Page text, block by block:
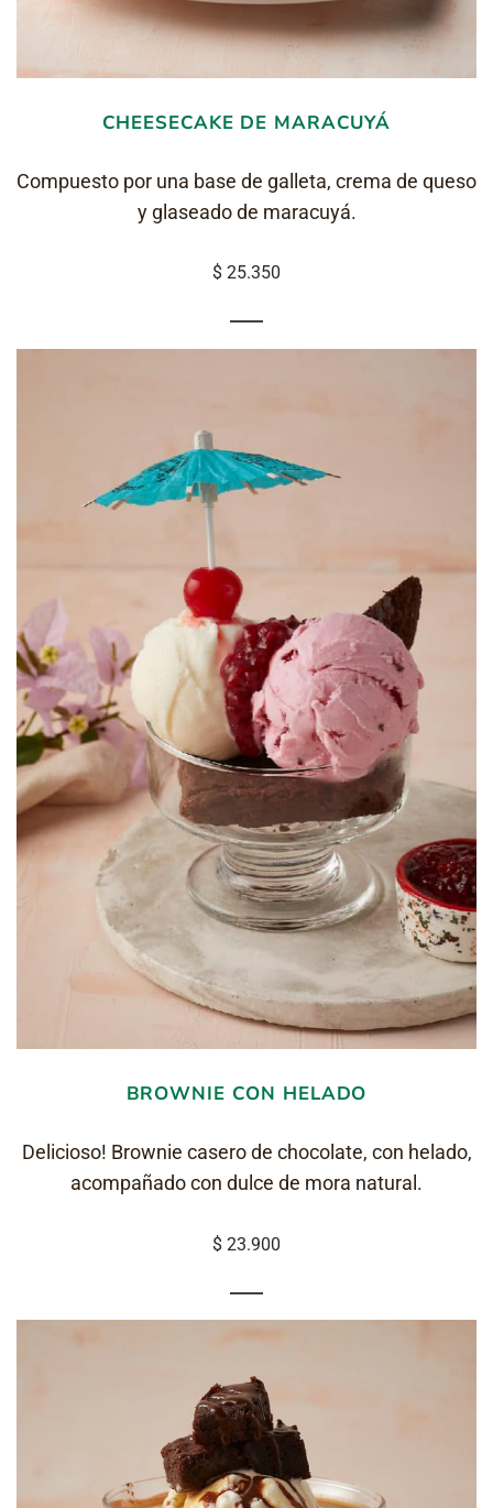
CHEESECAKE DE MARACUYÁ
Compuesto por una base de galleta, crema de queso
y glaseado de maracuyá.
$ 25.350
BROWNIE CON HELADO
Delicioso! Brownie casero de chocolate, con helado,
acompañado con dulce de mora natural.
$ 23.900